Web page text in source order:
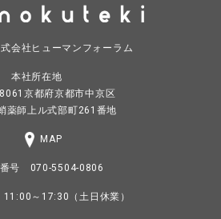
会社ヒューマンフォーラム
本社所在地
京都府京都市中京区
薬師上ル式部町261番地
MAP
番号 070-5504-0806
～17:30（土日休業）